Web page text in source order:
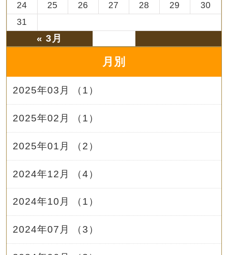
24
25 26 27 28 29
30
31
« 3月
月別
2025年03月 （1）
2025年02月 （1）
2025年01月 （2）
2024年12月 （4）
2024年10月 （1）
2024年07月 （3）